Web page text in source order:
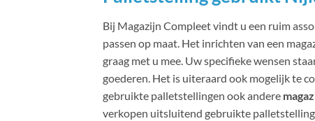
Bij Magazijn Compleet vindt u een ruim
passen op maat. Het inrichten van een
graag met u mee. Uw specifieke wensen
goederen. Het is uiteraard ook mogelijk te
gebruikte palletstellingen ook andere
verkopen uitsluitend gebruikte